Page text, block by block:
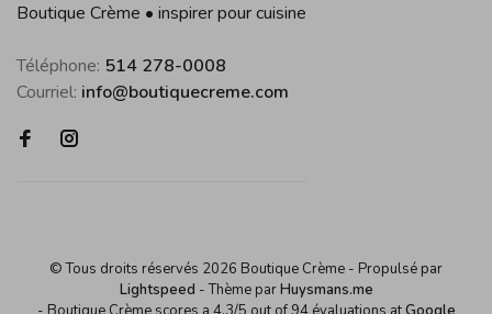
Boutique Crème • inspirer pour cuisine
Téléphone: 514 278-0008
Courriel: info@boutiquecreme.com
© Tous droits réservés 2026 Boutique Crème - Propulsé par
Lightspeed - Thème parHuysmans.me